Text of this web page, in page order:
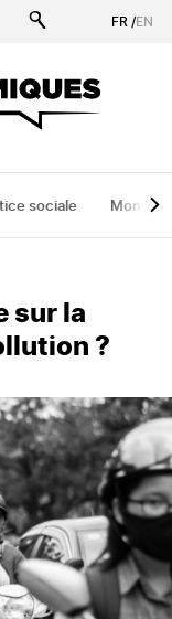
FR /EN
sociale Monde
sur la
?